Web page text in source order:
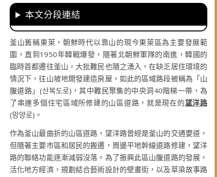
本文分段連結
釜山舊稱東萊，朝鮮時代以靠山的現今東萊區為主要發展範
圍，直到1950年韓戰爆發，隨著北朝鮮軍隊的南進，韓國的
臨時首都遷往釜山，大批難民也隨之湧入，在缺乏居住環境的
情況下，往山坡地開發建造房屋，如此的區域路段被稱為「山
腹道路」(산복도로)，其中難民聚集的中央洞40階梯一帶，為
了串連多個住宅區域所修建的山區道路，就是現在的望洋路
(망양로)。
作為釜山最曲折的山區道路，望洋路曾經是釜山的交通要道，
但隨著主要市區和居民的搬遷，周邊平地幹線道路修建，望洋
路的聯絡功能逐漸減弱沒落。為了振興此區山腹道路的發展，
活化地方經濟，規劃結合藝術設計的壁畫街，以及草梁故事路